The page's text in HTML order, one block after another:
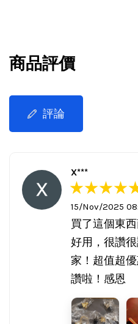
商品評價
評論
X***
15/Nov/2025
買了這個東
好用，很讚
家！超值超
讚啦！感恩